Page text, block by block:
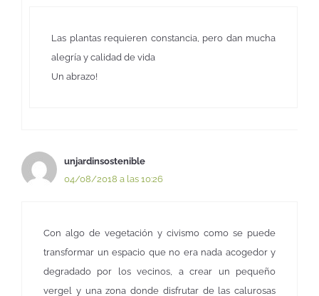
Las plantas requieren constancia, pero dan mucha
alegría y calidad de vida
Un abrazo!
unjardinsostenible
04/08/2018 a las 10:26
Con algo de vegetación y civismo como se puede
transformar un espacio que no era nada acogedor y
degradado por los vecinos, a crear un pequeño
vergel y una zona donde disfrutar de las calurosas